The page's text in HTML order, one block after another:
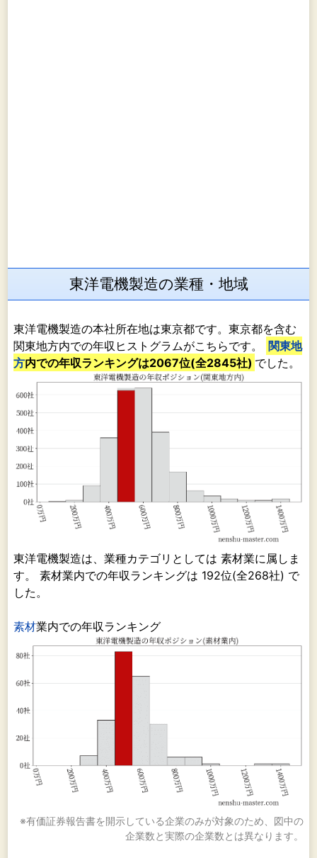
東洋電機製造の業種・地域
東洋電機製造の本社所在地は東京都です。東京都を含む
関東地方内での年収ヒストグラムがこちらです。
関東地
方内での年収ランキングは2067位(全2845社) でした。
東洋電機製造は、業種カテゴリとしては 素材業に属しま
す。 素材業内での年収ランキングは 192位(全268社) で
した。
素材業内での年収ランキング
※有価証券報告書を開示している企業のみが対象のため、図中の
企業数と実際の企業数とは異なります。